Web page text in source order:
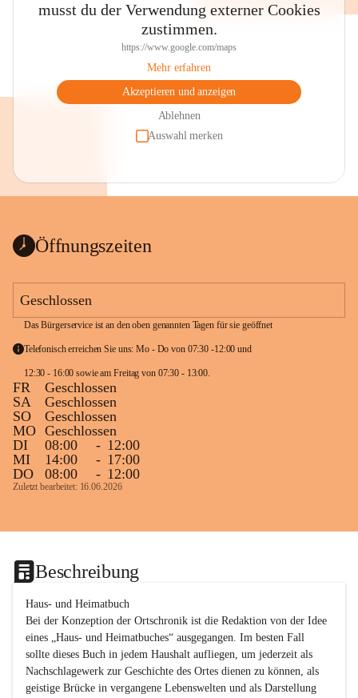
musst du der Verwendung externer Cookies
zustimmen.
https://www.google.com/maps
Mehr erfahren
Akzeptieren und anzeigen
Ablehnen
Auswahl merken
Öffnungszeiten
Geschlossen
Das Bürgerservice ist an den oben genannten Tagen für sie geöffnet
Telefonisch erreichen Sie uns: Mo - Do von 07:30 -12:00 und
FR
Geschlossen
SA
Geschlossen
SO
Geschlossen
MO Geschlossen
DI
08:00 - 12:00
MI
14:00 - 17:00
DO
08:00 - 12:00
Zuletzt bearbeitet: 16.06.2026
Beschreibung
Haus- und Heimatbuch
Bei der Konzeption der Ortschronik ist die Redaktion von der Idee
eines „Haus- und Heimatbuches“ ausgegangen. Im besten Fall
sollte dieses Buch in jedem Haushalt aufliegen, um jederzeit als
Nachschlagewerk zur Geschichte des Ortes dienen zu können, als
geistige Brücke in vergangene Lebenswelten und als Darstellung